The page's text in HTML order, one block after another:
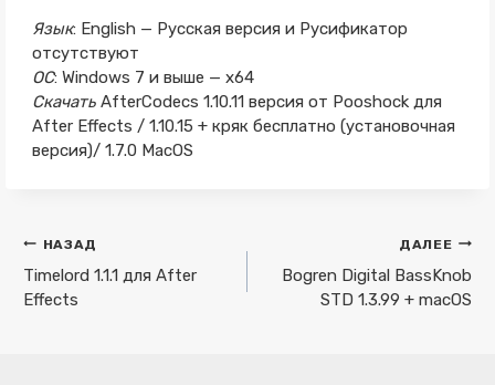
Язык: English — Русская версия и Русификатор
отсутствуют
ОС: Windows 7 и выше — x64
СкачатьAfterCodecs 1.10.11 версия от Pooshock для
After Effects / 1.10.15 + кряк бесплатно (установочная
версия)/ 1.7.0 MacOS
Навигация
по
записям
НАЗАД
Timelord 1.1.1 для After
Effects
ДАЛЕЕ
Bogren Digital BassKnob
STD 1.3.99 + macOS